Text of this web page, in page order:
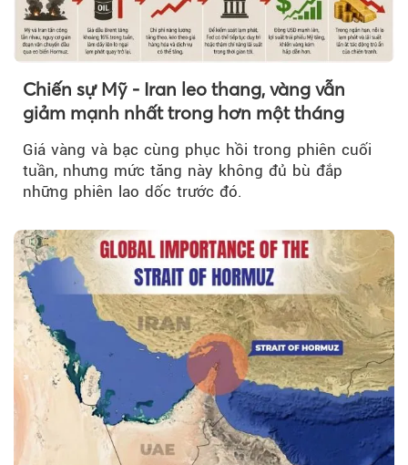
Chiến sự Mỹ - Iran leo thang, vàng vẫn
giảm mạnh nhất trong hơn một tháng
Giá vàng và bạc cùng phục hồi trong phiên cuối
tuần, nhưng mức tăng này không đủ bù đắp
những phiên lao dốc trước đó.